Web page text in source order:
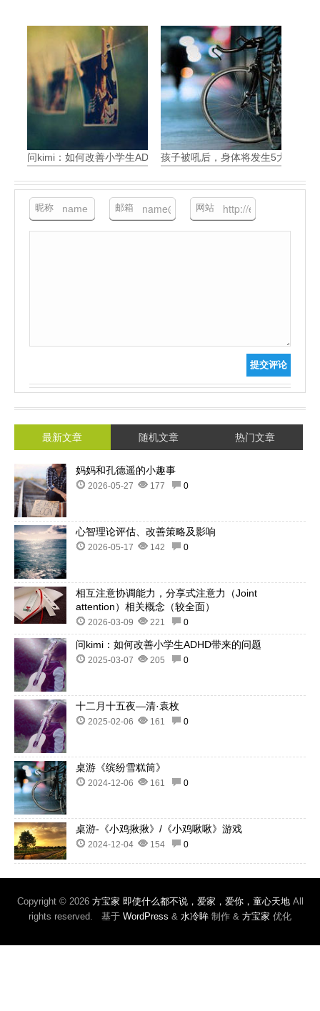
问kimi：如何改善小学生ADHD带来的问题孩子被吼后，身体将发生5大可怕
昵称 邮箱 网站
提交评论
最新文章 随机文章 热门文章
妈妈和孔德遥的小趣事
2026-05-27 177 0
心智理论评估、改善策略及影响
2026-05-17 142 0
相互注意协调能力，分享式注意力（Joint
attention）相关概念（较全面）
2026-03-09 221 0
问kimi：如何改善小学生ADHD带来的问题
2025-03-07 205 0
十二月十五夜—清·袁枚
2025-02-06 161 0
桌游《缤纷雪糕筒》
2024-12-06 161 0
桌游-《小鸡揪揪》/《小鸡啾啾》游戏
2024-12-04 154 0
Copyright © 2026 方宝家 即使什么都不说，爱家，爱你，童心天地 All
rights reserved. 基于 WordPress & 水冷眸 制作 & 方宝家 优化